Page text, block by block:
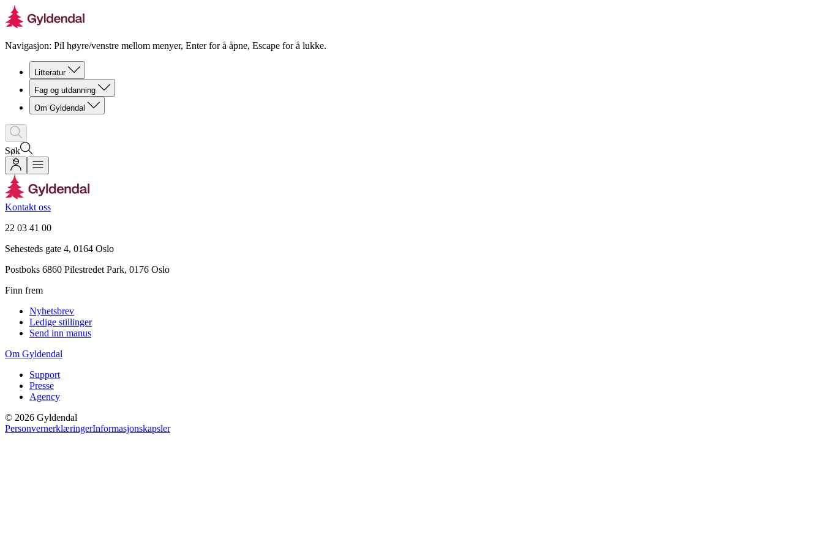
Navigasjon: Pil høyre/venstre mellom menyer, Enter for å åpne, Escape for å lukke.
Litteratur
Fag og utdanning
Om Gyldendal
Søk
Kontakt oss
22 03 41 00
Sehesteds gate 4, 0164 Oslo
Postboks 6860 Pilestredet Park, 0176 Oslo
Finn frem
Nyhetsbrev
Ledige stillinger
Send inn manus
Om Gyldendal
Support
Presse
Agency
© 2026 Gyldendal
PersonvernerklæringerInformasjonskapsler